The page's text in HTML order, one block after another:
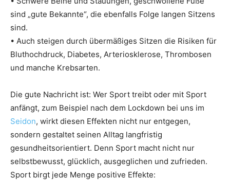
sind „gute Bekannte“, die ebenfalls Folge langen Sitzens
sind.
• Auch steigen durch übermäßiges Sitzen die Risiken für
Bluthochdruck, Diabetes, Arteriosklerose, Thrombosen
und manche Krebsarten.
Die gute Nachricht ist: Wer Sport treibt oder mit Sport
anfängt, zum Beispiel nach dem Lockdown bei uns im
Seidon, wirkt diesen Effekten nicht nur entgegen,
sondern gestaltet seinen Alltag langfristig
gesundheitsorientiert. Denn Sport macht nicht nur
selbstbewusst, glücklich, ausgeglichen und zufrieden.
Sport birgt jede Menge positive Effekte: